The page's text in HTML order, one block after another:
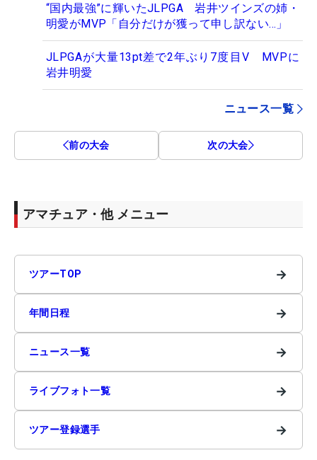
“国内最強”に輝いたJLPGA 岩井ツインズの姉・
明愛がMVP「自分だけが獲って申し訳ない…」
JLPGAが大量13pt差で2年ぶり7度目V MVPに
岩井明愛
ニュース一覧
前の大会 次の大会
アマチュア・他 メニュー
ツアーTOP →
年間日程 →
ニュース一覧 →
ライブフォト一覧 →
ツアー登録選手 →